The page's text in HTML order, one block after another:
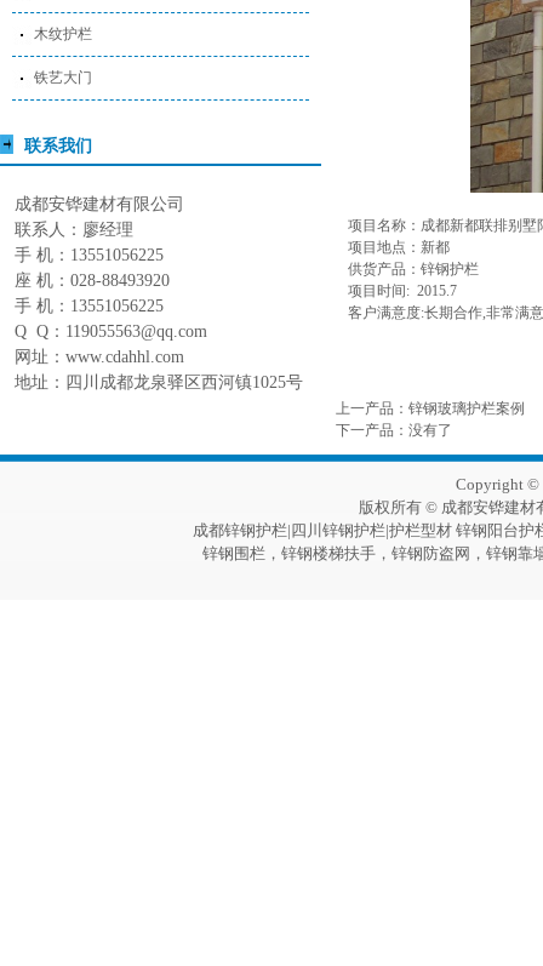
木纹护栏
铁艺大门
联系我们
成都安铧建材有限公司
联系人：廖经理
手 机：13551056225
座 机：028-88493920
手 机：13551056225
Q Q：119055563@qq.com
网址：www.cdahhl.com
地址：四川成都龙泉驿区西河镇1025号
项目名称：成都新都联排别
项目地点：新都
供货产品：锌钢护栏
项目时间: 2015.7
客户满意度:长期合作,非常满意
上一产品 ： 锌钢玻璃护栏案例
下一产品 ：没有了
Copyright ©
版权所有 © 成都安铧建材
成都锌钢护栏|四川锌钢护栏|护栏型材 锌钢阳台
锌钢围栏，锌钢楼梯扶手，锌钢防盗网，锌钢